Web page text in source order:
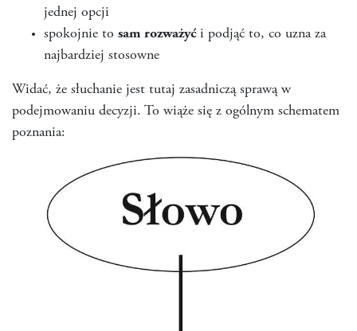
jednej opcji
spokojnie to sam rozważyći podjąć to, co uzna za
najbardziej stosowne
Widać, że słuchanie jest tutaj zasadniczą sprawą w
podejmowaniu decyzji. To wiąże się z ogólnym schematem
poznania: